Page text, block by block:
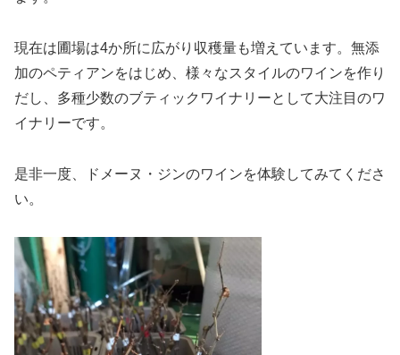
現在は圃場は4か所に広がり収穫量も増えています。無添
加のペティアンをはじめ、様々なスタイルのワインを作り
だし、多種少数のブティックワイナリーとして大注目のワ
イナリーです。
是非一度、ドメーヌ・ジンのワインを体験してみてくださ
い。